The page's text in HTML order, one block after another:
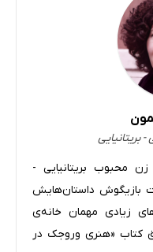
محبوب بریتانیایی -
بازیگوش داستان‌هایش
زیادی مهمان خانه‌ی
کتاب «هنری وروجک در